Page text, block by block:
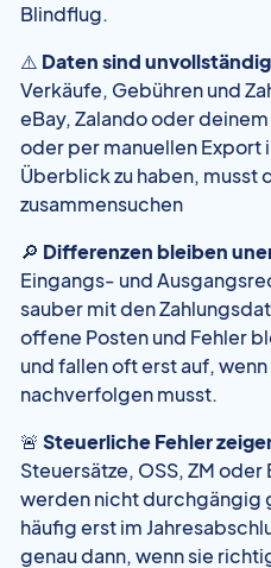
Blindflug.
⚠️ Daten sind unvollständig
Verkäufe, Gebühren und
eBay, Zalando oder
oder per manuellen Export
Überblick zu haben, musst
zusammensuchen
🔎 Differenzen bleiben
Eingangs- und
sauber mit den
offene Posten und Fehler
und fallen oft erst auf,
nachverfolgen musst.
🚨 Steuerliche Fehler
Steuersätze, OSS, ZM
werden nicht durchgängig
häufig erst im
genau dann, wenn sie